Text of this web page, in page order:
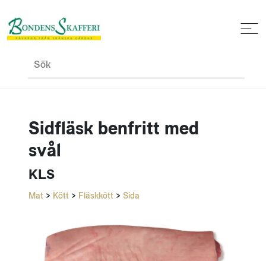
Sök
Sidfläsk benfritt med
svål
KLS
Mat > Kött > Fläskkött > Sida